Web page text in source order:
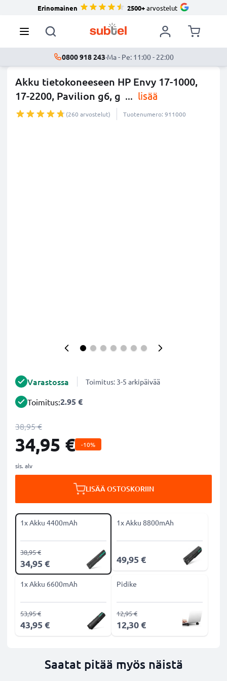
Erinomainen 2500+arvostelut
0800 918 243·Ma - Pe: 11:00 - 22:00
Akku tietokoneeseen HP Envy 17-1000,
17-2200, Pavilion g6, g ... lisää
(260 arvostelut) Tuotenumero: 911000
Varastossa Toimitus: 3-5 arkipäivää
Toimitus:2.95 €
38,95 €
34,95 € -10%
sis. alv
LISÄÄ OSTOSKORIIN
1x Akku 4400mAh
34,95 €
38,95 €
1x Akku 8800mAh
49,95 €
1x Akku 6600mAh
43,95 €
53,95 €
Pidike
12,30 €
12,95 €
Saatat pitää myös näistä